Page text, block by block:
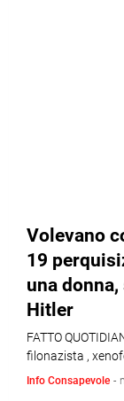
Volevano
19
una
Hitler
FATTO
filonazista ,
Info Consapevole -